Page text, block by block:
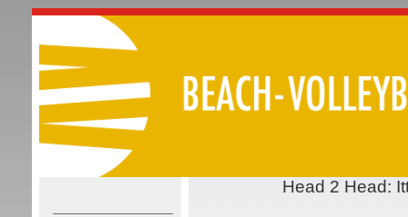
Head 2 Head: